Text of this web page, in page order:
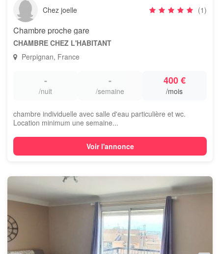
Chez joelle (1)
Chambre proche gare
CHAMBRE CHEZ L'HABITANT
Perpignan, France
-
/nuit
-
/semaine
400 €
/mois
chambre individuelle avec salle d'eau particulière et wc.
Location minimum une semaine...
Voir l'annonce